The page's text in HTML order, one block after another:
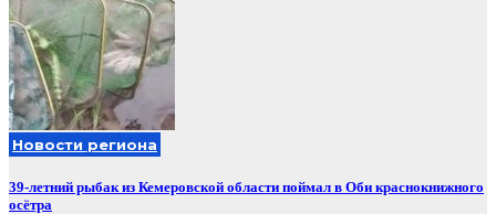
Новости региона
39-летний рыбак из Кемеровской области поймал в Оби краснокнижного
осётра